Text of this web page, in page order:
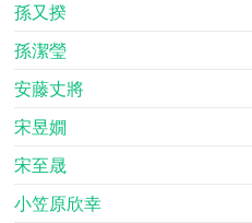
孫又揆
孫潔瑩
安藤丈將
宋昱嫺
宋至晟
小笠原欣幸